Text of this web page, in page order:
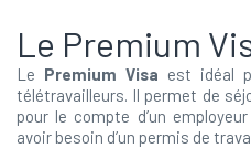
Le Premium
Le Premium Visa est idéal
télétravailleurs. Il permet de
pour le compte d’un
avoir besoin d’un permis de